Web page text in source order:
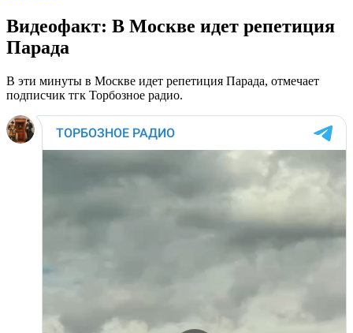
Видеофакт: В Москве идет репетиция
Парада
В эти минуты в Москве идет репетиция Парада, отмечает
подписчик тгк Торбозное радио.